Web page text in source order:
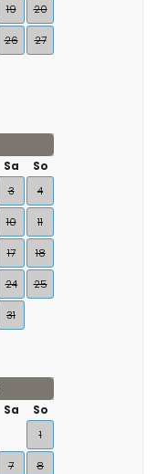
19 20
26 27
Sa
So
3 4
10 11
17 18
24 25
31
Sa
So
1
7 8